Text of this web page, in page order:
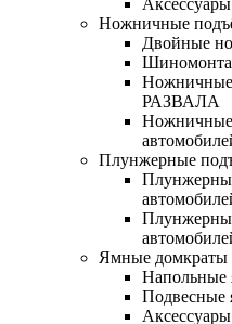
Аксессуары
Ножничные
Двойные
РАЗВАЛА
Ножничные
Плунжерные
Ямные домкраты
Напольные
Подвесные